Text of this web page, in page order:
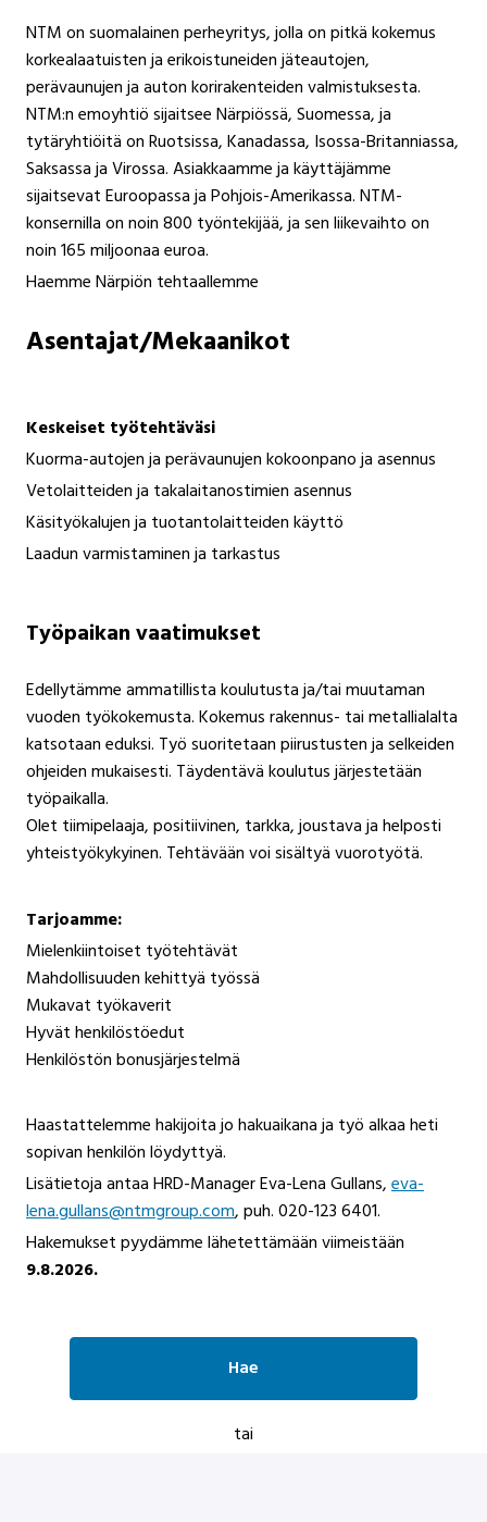
NTM on suomalainen perheyritys, jolla on pitkä kokemus
korkealaatuisten ja erikoistuneiden jäteautojen,
perävaunujen ja auton korirakenteiden valmistuksesta.
NTM:n emoyhtiö sijaitsee Närpiössä, Suomessa, ja
tytäryhtiöitä on Ruotsissa, Kanadassa, Isossa-Britanniassa,
Saksassa ja Virossa. Asiakkaamme ja käyttäjämme
sijaitsevat Euroopassa ja Pohjois-Amerikassa. NTM-
konsernilla on noin 800 työntekijää, ja sen liikevaihto on
noin 165 miljoonaa euroa.
Haemme Närpiön tehtaallemme
Asentajat/Mekaanikot
Keskeiset työtehtäväsi
Kuorma-autojen ja perävaunujen kokoonpano ja asennus
Vetolaitteiden ja takalaitanostimien asennus
Käsityökalujen ja tuotantolaitteiden käyttö
Laadun varmistaminen ja tarkastus
Työpaikan vaatimukset
Edellytämme ammatillista koulutusta ja/tai muutaman
vuoden työkokemusta. Kokemus rakennus- tai metallialalta
katsotaan eduksi. Työ suoritetaan piirustusten ja selkeiden
ohjeiden mukaisesti. Täydentävä koulutus järjestetään
työpaikalla.
Olet tiimipelaaja, positiivinen, tarkka, joustava ja helposti
yhteistyökykyinen. Tehtävään voi sisältyä vuorotyötä.
Tarjoamme:
Mielenkiintoiset työtehtävät
Mahdollisuuden kehittyä työssä
Mukavat työkaverit
Hyvät henkilöstöedut
Henkilöstön bonusjärjestelmä
Haastattelemme hakijoita jo hakuaikana ja työ alkaa heti
sopivan henkilön löydyttyä.
Lisätietoja antaa HRD-Manager Eva-Lena Gullans,eva-
lena.gullans@ntmgroup.com, puh. 020-123 6401.
Hakemukset pyydämme lähetettämään viimeistään
9.8.2026.
Hae
tai